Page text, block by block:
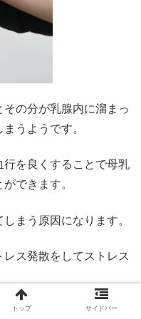
の分が乳腺内に溜まっ
うようです。
を良くすることで母乳
できます。
まう原因になります。
ス発散をしてストレス
きくなるので、サイズ
トップ サイドバー